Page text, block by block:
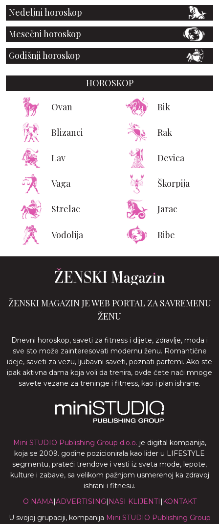
Nedeljni horoskop
Mesečni horoskop
Godišnji horoskop
HOROSKOP
Ovan Bik
Blizanci Rak
Lav Devica
Vaga Škorpija
Strelac Jarac
Vodolija Ribe
ŽENSKI MAGAZIN JE WEB PORTAL ZA SAVREMENU
ŽENU
Dnevni horoskop, saveti za fitness i dijete, zdravlje, moda i
sve sto može zainteresovati modernu ženu. Romantične
ideje, saveti za vezu, ljubavni saveti, poznati parfemi. Ako ste
ipak aktivna dama koja voli da trenira, ovde ćete naći mnoge
savete vezane za treninge i fitness, kao i plan ishrane.
Mini STUDIO Publishing Group d.o.o. je digital kompanija,
koja se 2009. godine pozicionirala kao lider u LIFESTYLE
segmentu, prateći trendove i vesti iz sveta mode, lepote,
kulture i zabave, sa velikom pažnjom usmerenoj ka zdravoj
ishrani i fitnesu.
O NAMA|ADVERTISING| NASI KLIJENTI | KONTAKT
U svojoj grupaciji, kompanija Mini STUDIO Publishing Group